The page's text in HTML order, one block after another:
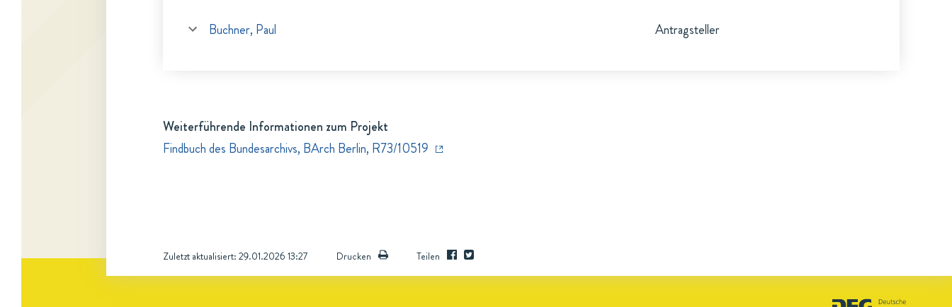
Buchner, Paul Antragsteller
Weiterführende Informationen zum Projekt
Findbuch des Bundesarchivs, BArch Berlin, R73/10519
Zuletzt aktualisiert: 29.01.2026 13:27 Drucken Teilen